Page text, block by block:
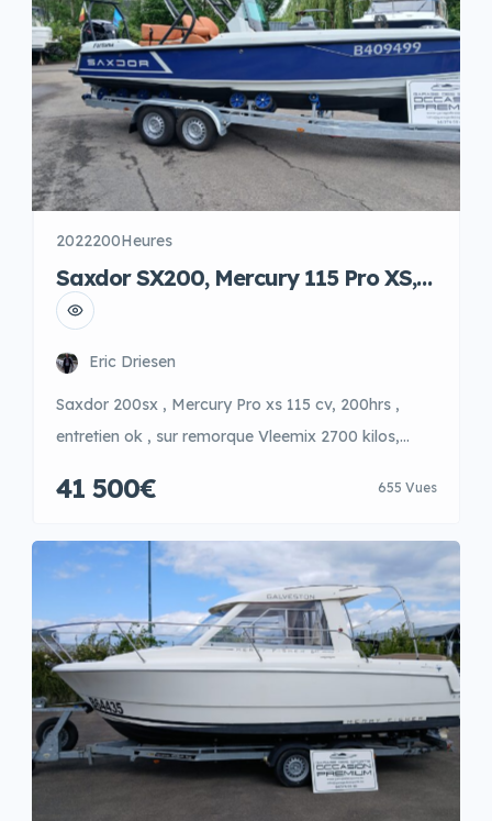
2022200Heures
Saxdor SX200, Mercury 115 Pro XS,
Vleemix 2700 kilos
Eric Driesen
Saxdor 200sx , Mercury Pro xs 115 cv, 200hrs ,
entretien ok , sur remorque Vleemix 2700 kilos,
à cote, tour et bimini, arche de ski ou Wake, Gps et
radio Fusion, 6 personnes; batreau très perfomant
par gros temps.
41 500€ 655 Vues